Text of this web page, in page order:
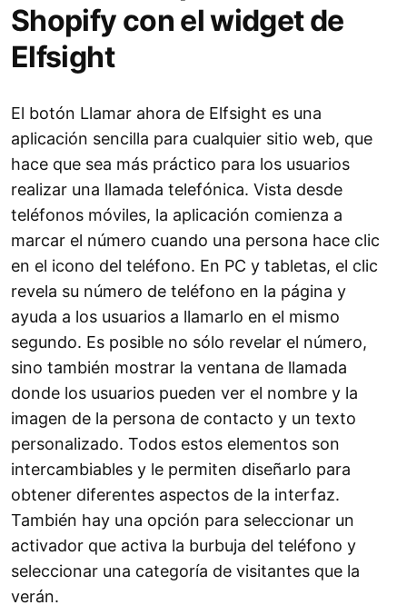
Shopify con el widget de
Elfsight
El botón Llamar ahora de Elfsight es una
aplicación sencilla para cualquier sitio web, que
hace que sea más práctico para los usuarios
realizar una llamada telefónica. Vista desde
teléfonos móviles, la aplicación comienza a
marcar el número cuando una persona hace clic
en el icono del teléfono. En PC y tabletas, el clic
revela su número de teléfono en la página y
ayuda a los usuarios a llamarlo en el mismo
segundo. Es posible no sólo revelar el número,
sino también mostrar la ventana de llamada
donde los usuarios pueden ver el nombre y la
imagen de la persona de contacto y un texto
personalizado. Todos estos elementos son
intercambiables y le permiten diseñarlo para
obtener diferentes aspectos de la interfaz.
También hay una opción para seleccionar un
activador que activa la burbuja del teléfono y
seleccionar una categoría de visitantes que la
verán.